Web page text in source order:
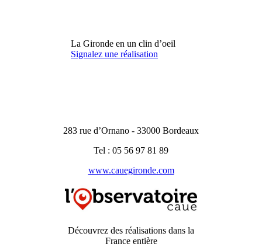
La Gironde en un clin d’oeil
Signalez une réalisation
283 rue d’Ornano - 33000 Bordeaux
Tel : 05 56 97 81 89
www.cauegironde.com
Découvrez des réalisations dans la
France entière